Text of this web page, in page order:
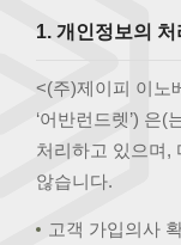
1. 개인정보의 처
<(주)제이피 이노
‘어반런드렛’) 은
처리하고 있으며,
않습니다.
고객 가입의사